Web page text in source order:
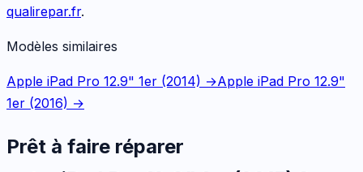
qualirepar.fr.
Modèles similaires
Apple iPad Pro 12.9" 1er (2014) →Apple iPad Pro 12.9"
1er (2016) →
Prêt à faire réparer